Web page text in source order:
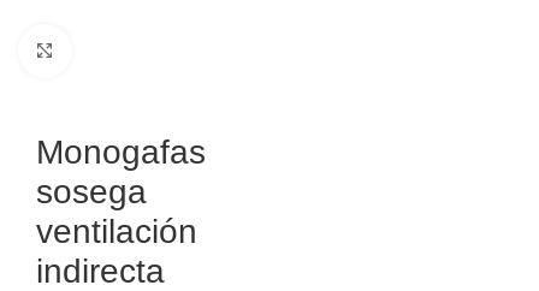
Monogafas
sosega
ventilación
indirecta